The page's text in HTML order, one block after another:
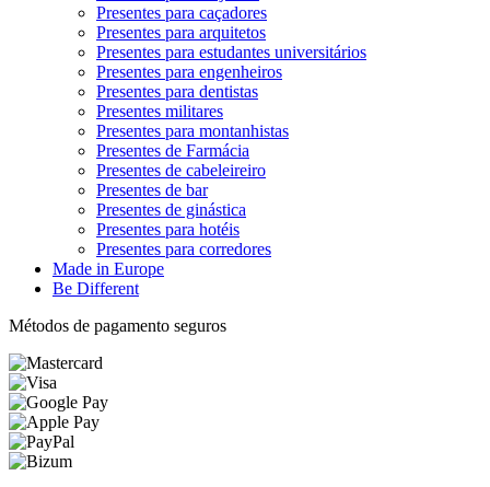
Presentes para caçadores
Presentes para arquitetos
Presentes para estudantes universitários
Presentes para engenheiros
Presentes para dentistas
Presentes militares
Presentes para montanhistas
Presentes de Farmácia
Presentes de cabeleireiro
Presentes de bar
Presentes de ginástica
Presentes para hotéis
Presentes para corredores
Made in Europe
Be Different
Métodos de pagamento seguros